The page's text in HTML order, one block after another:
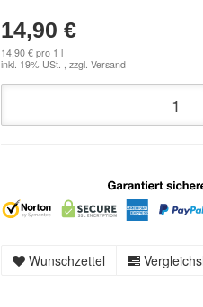
14,90 €
14,90 € pro 1 l
inkl. 19% USt. , zzgl.Versand
Wunschzettel